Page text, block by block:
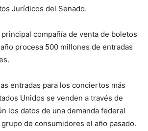
Jurídicos del Senado.
compañía de venta de boletos
procesa 500 millones de entradas
entradas para los conciertos más
Unidos se venden a través de
los datos de una demanda federal
de consumidores el año pasado.